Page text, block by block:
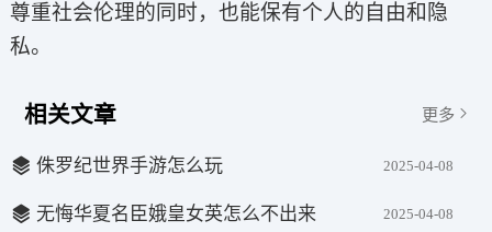
尊重社会伦理的同时，也能保有个人的自由和隐
私。
相关文章 更多
侏罗纪世界手游怎么玩 2025-04-08
无悔华夏名臣娥皇女英怎么不出来 2025-04-08